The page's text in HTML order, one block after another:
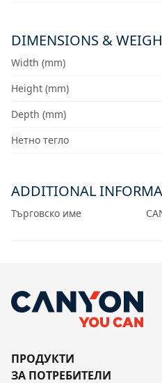
DIMENSIONS &
Width (mm)
Height (mm)
Depth (mm)
Нетно тегло
ADDITIONAL
Търговско име
ПРОДУКТИ
ЗА ПОТРЕБИТЕЛИ